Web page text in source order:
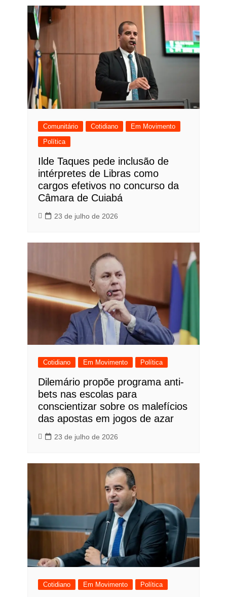
Comunitário Cotidiano
Em Movimento
Política
Ilde Taques pede inclusão de
intérpretes de Libras como
cargos efetivos no concurso da
Câmara de Cuiabá
23 de julho de 2026
Cotidiano Em Movimento Política
Dilemário propõe programa anti-
bets nas escolas para
conscientizar sobre os malefícios
das apostas em jogos de azar
23 de julho de 2026
Cotidiano Em Movimento Política